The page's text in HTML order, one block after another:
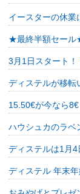
イースターの休業
★最終半額セール
3月1日スタート
ディステルが移転
15.50€が今なら
ハウシュカのラベ
ディステルは1月
ディステル 年末